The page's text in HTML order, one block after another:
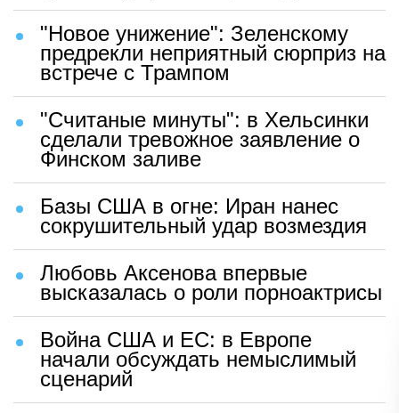
"Новое унижение": Зеленскому
предрекли неприятный сюрприз на
встрече с Трампом
"Считаные минуты": в Хельсинки
сделали тревожное заявление о
Финском заливе
Базы США в огне: Иран нанес
сокрушительный удар возмездия
Любовь Аксенова впервые
высказалась о роли порноактрисы
Война США и ЕС: в Европе
начали обсуждать немыслимый
сценарий